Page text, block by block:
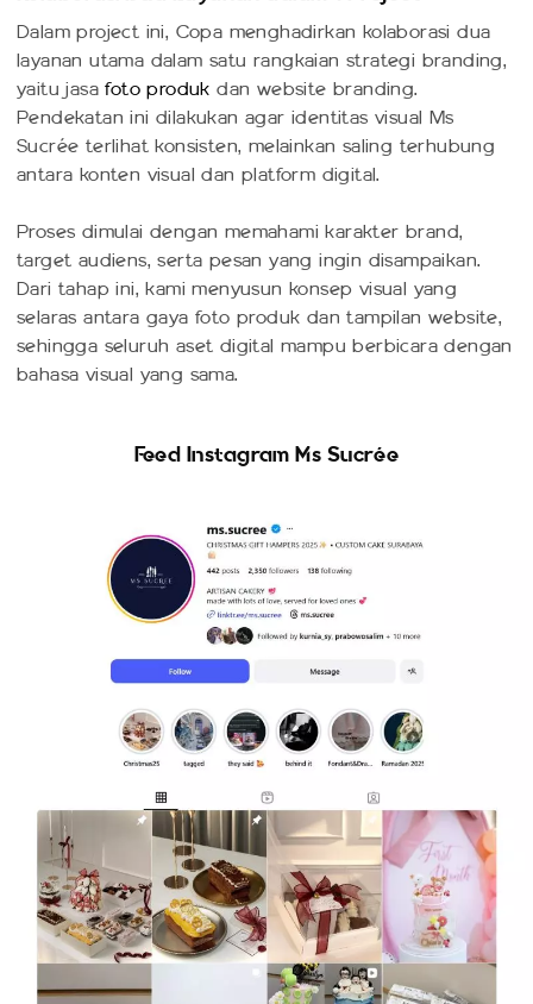
Dalam project ini, Copa menghadirkan kolaborasi dua
layanan utama dalam satu rangkaian strategi branding,
yaitu jasafoto produk dan website branding.
Pendekatan ini dilakukan agar identitas visual Ms
Sucrée terlihat konsisten, melainkan saling terhubung
antara konten visual dan platform digital.
Proses dimulai dengan memahami karakter brand,
target audiens, serta pesan yang ingin disampaikan.
Dari tahap ini, kami menyusun konsep visual yang
selaras antara gaya foto produk dan tampilan website,
sehingga seluruh aset digital mampu berbicara dengan
bahasa visual yang sama.
Feed Instagram Ms Sucrée